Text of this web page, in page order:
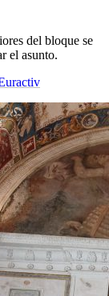
del bloque se
el asunto.